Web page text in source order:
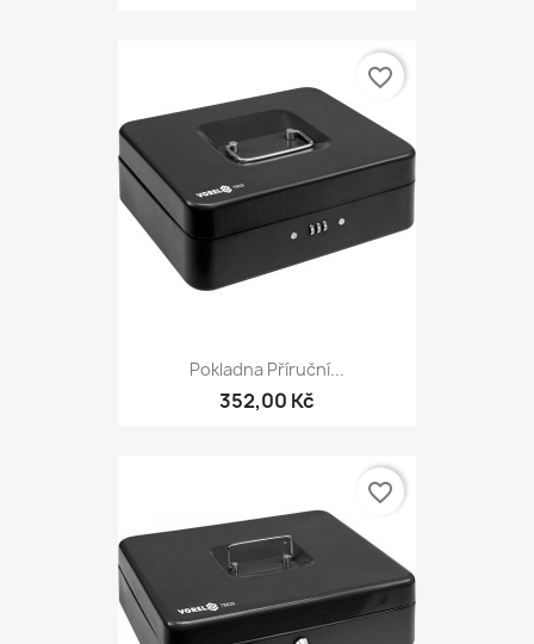
Pokladna Příruční...
352,00 Kč
favorite_border
favorite_border